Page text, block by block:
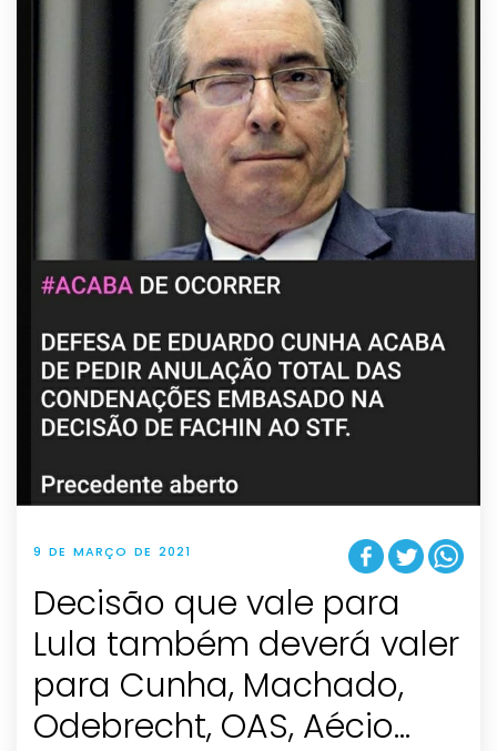
9 DE MARÇO DE 2021
Decisão que vale para
Lula também deverá valer
para Cunha, Machado,
Odebrecht, OAS, Aécio…